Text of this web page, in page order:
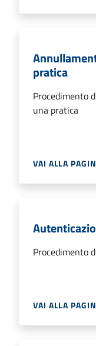
pratica
Procedimento
una pratica
VAI ALLA
Procedimento
VAI ALLA